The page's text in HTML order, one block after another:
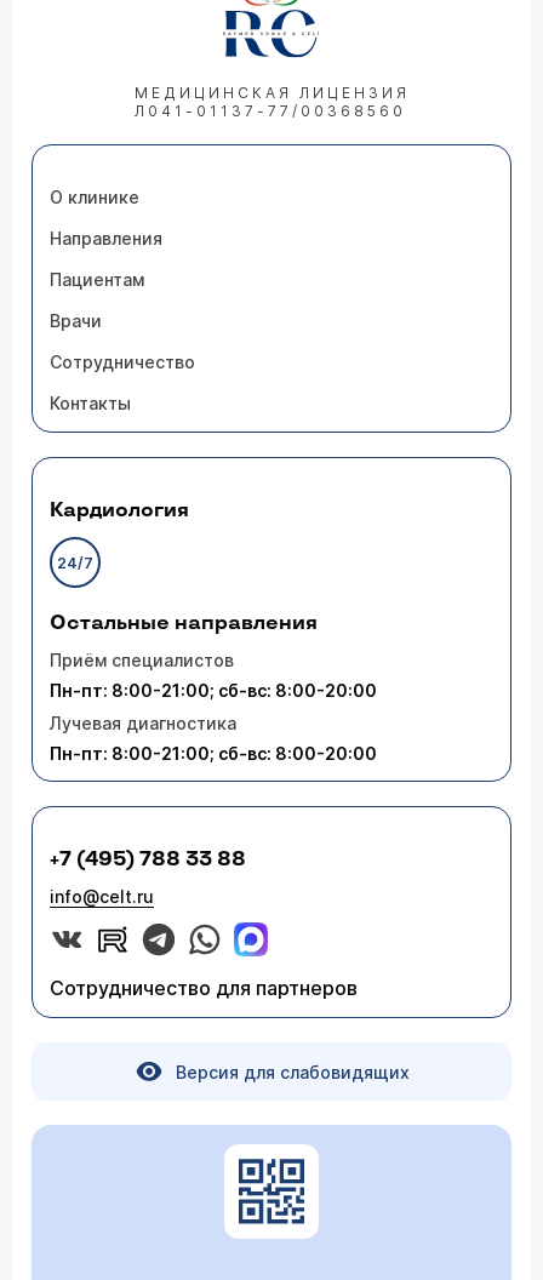
МЕДИЦИНСКАЯ ЛИЦЕНЗИЯ
Л041-01137-77/00368560
О клинике
Направления
Пациентам
Врачи
Сотрудничество
Контакты
Кардиология
24/7
Остальные направления
Приём специалистов
Пн-пт: 8:00-21:00; сб-вс: 8:00-20:00
Лучевая диагностика
Пн-пт: 8:00-21:00; сб-вс: 8:00-20:00
+7 (495) 788 33 88
info@celt.ru
Сотрудничество для партнеров
Версия для слабовидящих